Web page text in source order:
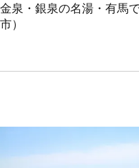
金泉・銀泉の名湯・有馬
市）